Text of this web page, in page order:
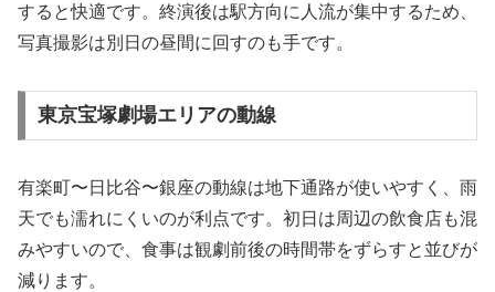
すると快適です。終演後は駅方向に人流が集中するため、
写真撮影は別日の昼間に回すのも手です。
東京宝塚劇場エリアの動線
有楽町〜日比谷〜銀座の動線は地下通路が使いやすく、雨
天でも濡れにくいのが利点です。初日は周辺の飲食店も混
みやすいので、食事は観劇前後の時間帯をずらすと並びが
減ります。